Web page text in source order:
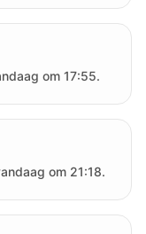
om 17:55.
om 21:18.